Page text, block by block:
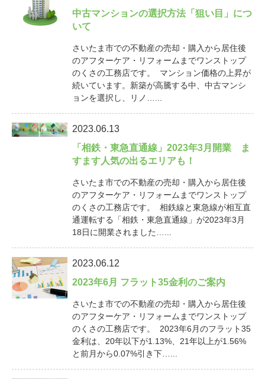
中古マンションの選択方法「狙い目」につ
いて
さいたま市での不動産の売却・購入から居住後
のアフターケア・リフォームまでワンストップ
のくさの工務店です。 マンション価格の上昇が
続いています。新築が高騰する中、中古マンシ
ョンを選択し、リノ…...
2023.06.13
「相鉄・東急直通線」2023年3月開業 ま
すます人気の出るエリアも！
さいたま市での不動産の売却・購入から居住後
のアフターケア・リフォームまでワンストップ
のくさの工務店です。 相鉄線と東急線が相互直
通運転する「相鉄・東急直通線」が2023年3月
18日に開業されました…...
2023.06.12
2023年6月 フラット35金利のご案内
さいたま市での不動産の売却・購入から居住後
のアフターケア・リフォームまでワンストップ
のくさの工務店です。 2023年6月のフラット35
金利は、20年以下が1.13%、21年以上が1.56%
と前月から0.07%引き下…...